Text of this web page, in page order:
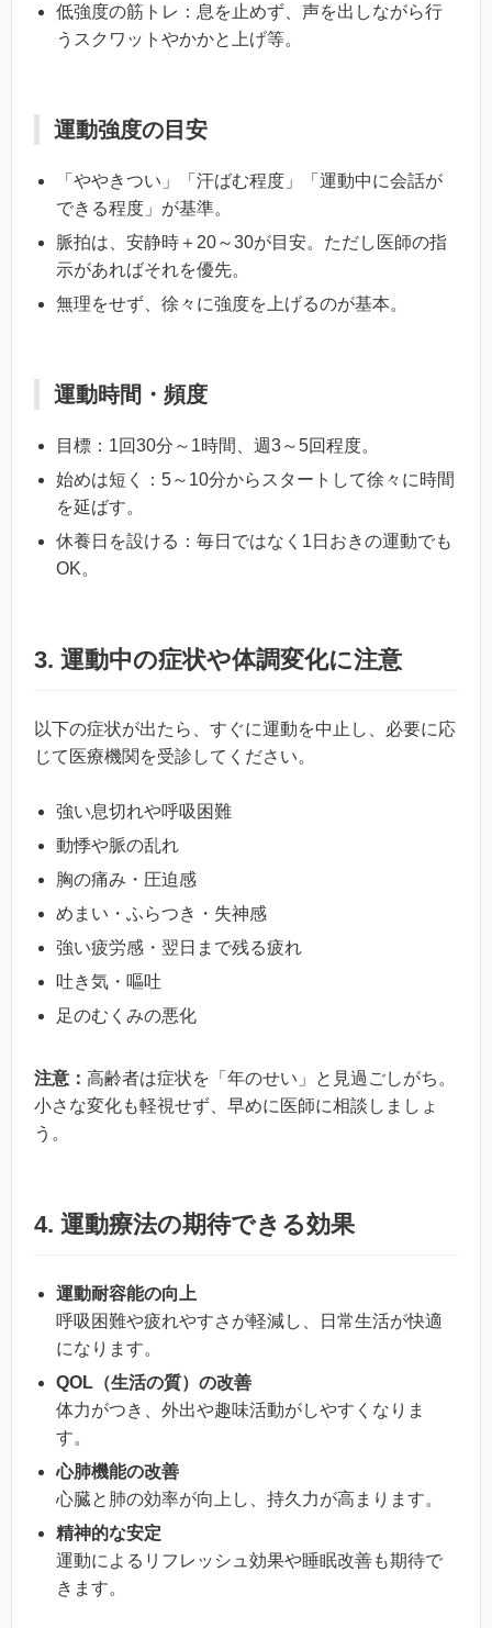
低強度の筋トレ：息を止めず、声を出しながら行
うスクワットやかかと上げ等。
運動強度の目安
「ややきつい」「汗ばむ程度」「運動中に会話が
できる程度」が基準。
脈拍は、安静時＋20～30が目安。ただし医師の指
示があればそれを優先。
無理をせず、徐々に強度を上げるのが基本。
運動時間・頻度
目標：1回30分～1時間、週3～5回程度。
始めは短く：5～10分からスタートして徐々に時間
を延ばす。
休養日を設ける：毎日ではなく1日おきの運動でも
OK。
3. 運動中の症状や体調変化に注意
以下の症状が出たら、すぐに運動を中止し、必要に応
じて医療機関を受診してください。
強い息切れや呼吸困難
動悸や脈の乱れ
胸の痛み・圧迫感
めまい・ふらつき・失神感
強い疲労感・翌日まで残る疲れ
吐き気・嘔吐
足のむくみの悪化
注意： 高齢者は症状を「年のせい」と見過ごしがち。
小さな変化も軽視せず、早めに医師に相談しましょ
う。
4. 運動療法の期待できる効果
運動耐容能の向上
呼吸困難や疲れやすさが軽減し、日常生活が快適
になります。
QOL（生活の質）の改善
体力がつき、外出や趣味活動がしやすくなりま
す。
心肺機能の改善
心臓と肺の効率が向上し、持久力が高まります。
精神的な安定
運動によるリフレッシュ効果や睡眠改善も期待で
きます。